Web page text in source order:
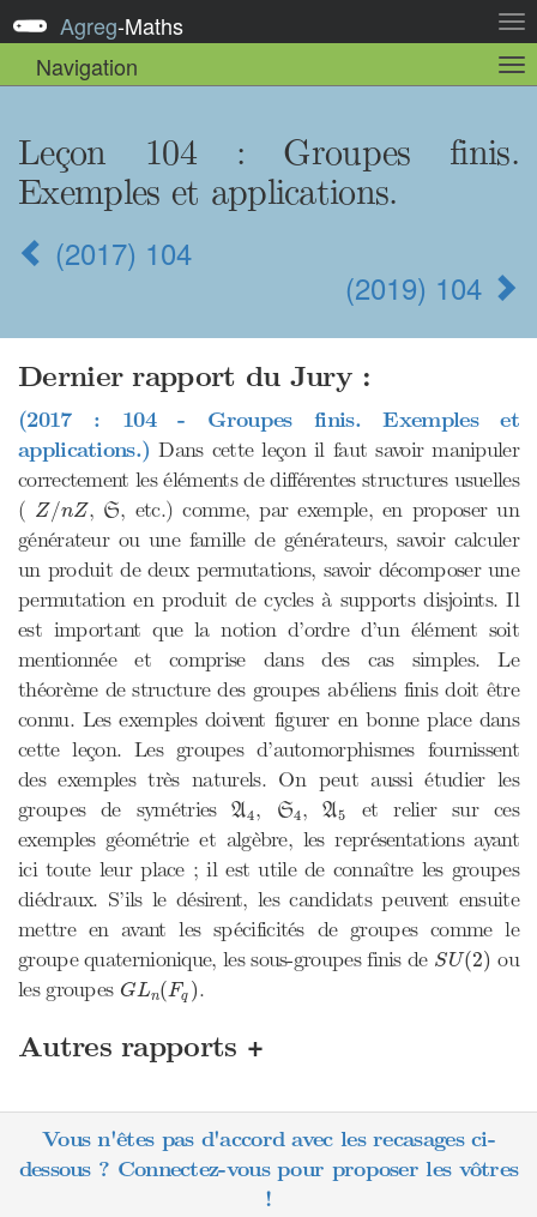
la
Agreg-Maths
Navigation
la
Leçon 104 : Groupes finis.
Exemples et applications.
(2017) 104
(2019) 104
Dernier rapport du Jury :
(2017 : 104 - Groupes finis. Exemples et
applications.) Dans cette leçon il faut savoir manipuler
correctement les éléments de différentes structures usuelles
( Z/nZ
Z/n Z, S
S , etc.) comme, par exemple, en proposer un
générateur ou une famille de générateurs, savoir calculer
un produit de deux permutations, savoir décomposer une
permutation en produit de cycles à supports disjoints. Il
est important que la notion d’ordre d’un élément soit
mentionnée et comprise dans des cas simples. Le
théorème de structure des groupes abéliens finis doit être
connu. Les exemples doivent figurer en bonne place dans
cette leçon. Les groupes d’automorphismes fournissent
des exemples très naturels. On peut aussi étudier les
groupes de symétriesA4
A , S4
S4 , A5
A
et relier sur ces
exemples géométrie et algèbre, les représentations ayant
ici toute leur place ; il est utile de connaître les groupes
diédraux. S’ils le désirent, les candidats peuvent ensuite
mettre en avant les spécificités de groupes comme le
groupe quaternionique, les sous-groupes finis de SU(2)
SU(2) ou
les groupes GLn(Fq )
GL ( Fq).
Autres rapports +
Vous n'êtes pas d'accord avec les recasages ci-
dessous ? Connectez-vous pour proposer les vôtres
!